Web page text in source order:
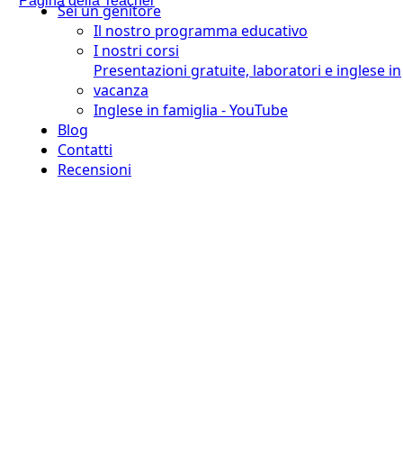
Sei un genitore
Il nostro programma educativo
I nostri corsi
Presentazioni gratuite, laboratori e inglese in
vacanza
Inglese in famiglia - YouTube
Blog
Contatti
Recensioni